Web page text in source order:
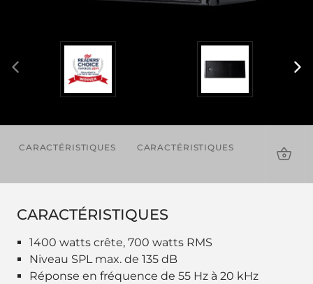
CARACTÉRISTIQUES CARACTÉRISTIQUES
CARACTÉRISTIQUES
1400 watts crête, 700 watts RMS
Niveau SPL max. de 135 dB
Réponse en fréquence de 55 Hz à 20 kHz